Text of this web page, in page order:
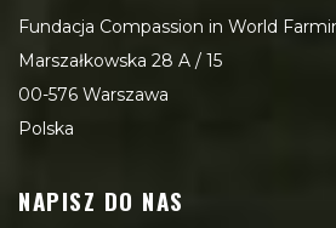
Fundacja Compassion in World
Marszałkowska 28 A / 15
00-576 Warszawa
Polska
NAPISZ DO NAS